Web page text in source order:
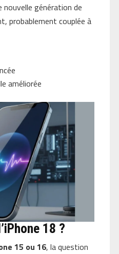
génération de
probablement couplée à
améliorée
18 ?
15 ou 16, la question